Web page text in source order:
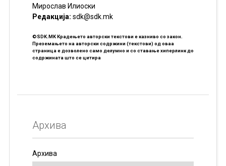
Мирослав Илиоски
Редакцијa: sdk@sdk.mk
©SDK.MK Крадењето авторски текстови е казниво со закон.
Преземањето на авторски содржини (текстови) од оваа
страница е дозволено само делумно и со ставање хиперлинк до
содржината што се цитира
Архива
Архива